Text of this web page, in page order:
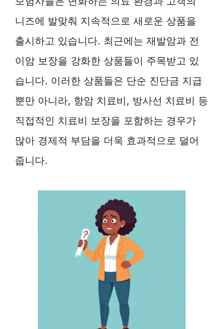
니즈에 발맞춰 지속적으로 새로운 상품을
출시하고 있습니다. 최근에는 재발암과 전
이암 보장을 강화한 상품들이 주목받고 있
습니다. 이러한 상품들은 단순 진단금 지급
뿐만 아니라, 항암 치료비, 방사선 치료비 등
직접적인 치료비 보장을 포함하는 경우가
많아 경제적 부담을 더욱 효과적으로 덜어
줍니다.